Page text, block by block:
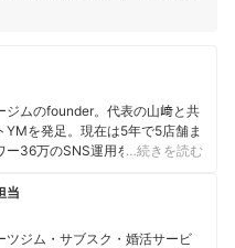
ジムのfounder。代表の山﨑と共
YMを発足。現在は5年で5店舗ま
ー36万のSNS運用を統括。パー
多くのボディメイク実績を有
イク成功に導く。
ル
…続きを読む
当
ツジム・サブスク・婚活サービ